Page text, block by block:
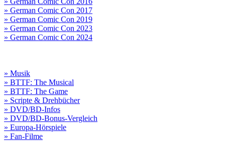
» German Comic Con 2017
» German Comic Con 2019
» German Comic Con 2023
» German Comic Con 2024
» Musik
» BTTF: The Musical
» BTTF: The Game
» Scripte & Drehbücher
» DVD/BD-Infos
» DVD/BD-Bonus-Vergleich
» Europa-Hörspiele
» Fan-Filme